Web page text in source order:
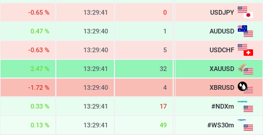
USDJPY
157.398
0
13:29:41
-0.65 %
AUDUSD
0.70663
1
13:29:40
0.47 %
USDCHF
0.80736
5
13:29:40
-0.63 %
XAUUSD
4357.57
32
13:29:41
2.47 %
XBRUSD
81.32
4
13:29:40
-1.72 %
#NDXm
29596.7
17
13:29:41
0.33 %
#WS30m
53996.7
49
13:29:41
0.13 %